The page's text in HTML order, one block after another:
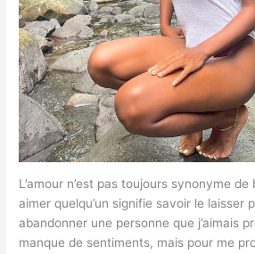
L’amour n’est pas toujours synonyme
aimer quelqu’un signifie savoir le laisser
abandonner une personne que j’aimais
manque de sentiments, mais pour me